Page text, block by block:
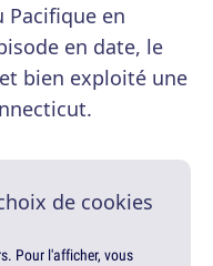
Pacifique en
en date, le
bien exploité une
de cookies
Pour l'afficher, vous